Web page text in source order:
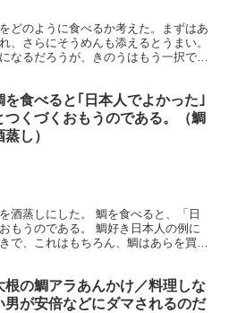
どのように食べるか考えた。まずはあ
、さらにそうめんも添えるとうまい。
なるだろうが、きのうはもう一択で、
を食べると｢日本人でよかった｣
つくづくおもうのである。（鯛
蒸し）
酒蒸しにした。 鯛を食べると、「日
もうのである。 鯛好き日本人の例に
で、これはもちろん、鯛はあらを買う
根の鯛アラあんかけ／料理しな
男が安倍などにダマされるのだ